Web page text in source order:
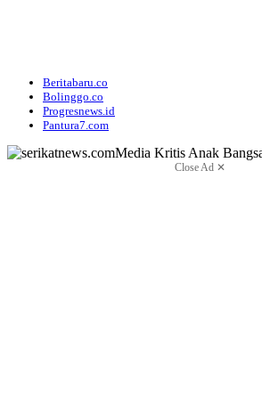
Beritabaru.co
Bolinggo.co
Progresnews.id
Pantura7.com
Close Ad ✕